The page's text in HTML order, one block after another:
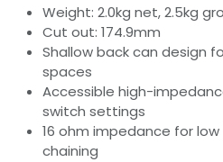
Weight: 2.0kg net, 2.5kg
Cut out: 174.9mm
Shallow back can design
spaces
Accessible high-
switch settings
16 ohm impedance for
chaining